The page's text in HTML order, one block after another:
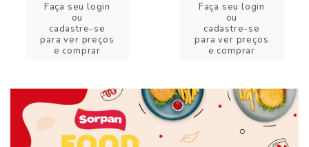
Faça seu login
ou
cadastre-se
para ver preços
e comprar
Faça seu login
ou
cadastre-se
para ver preços
e comprar